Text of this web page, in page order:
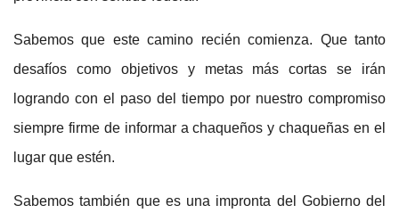
Sabemos que este camino recién comienza. Que tanto
desafíos como objetivos y metas más cortas se irán
logrando con el paso del tiempo por nuestro compromiso
siempre firme de informar a chaqueños y chaqueñas en el
lugar que estén.
Sabemos también que es una impronta del Gobierno del